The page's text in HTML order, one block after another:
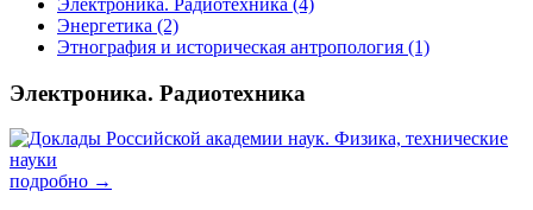
Энергетика (2)
Этнография и историческая антропология (1)
Электроника. Радиотехника
подробно →